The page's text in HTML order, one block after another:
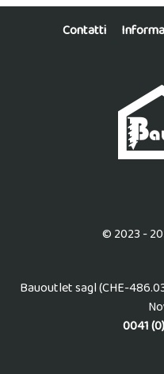
Contatti
© 2023 -
Bauoutlet sagl (CHE-
0041